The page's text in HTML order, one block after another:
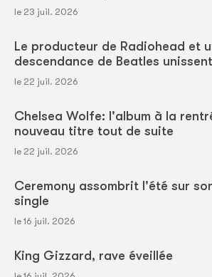
le 23 juil. 2026
Le producteur de Radiohead et
descendance de Beatles
le 22 juil. 2026
Chelsea Wolfe: l'album à la
nouveau titre tout de suite
le 22 juil. 2026
Ceremony assombrit l'été sur
single
le 16 juil. 2026
King Gizzard, rave éveillée